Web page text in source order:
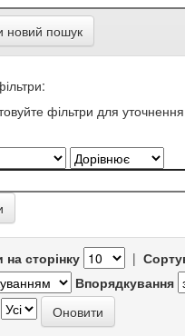
новий пошук
фільтри для уточнення
на сторінку |
Впорядкування